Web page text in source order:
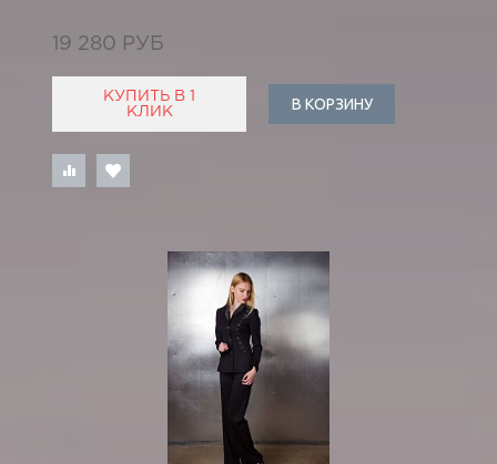
19 280 РУБ
КУПИТЬ В 1
КЛИК
В КОРЗИНУ